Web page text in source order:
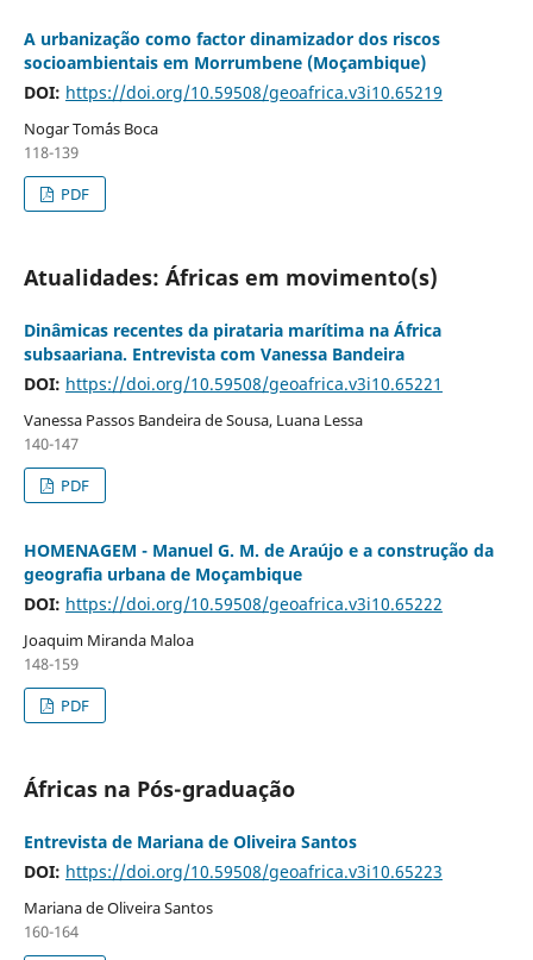
A urbanização como factor dinamizador dos riscos
socioambientais em Morrumbene (Moçambique)
DOI: https://doi.org/10.59508/geoafrica.v3i10.65219
Nogar Tom´ás Boca
118-139
PDF
Atualidades: Áfricas em movimento(s)
Dinâmicas recentes da pirataria marítima na África
subsaariana. Entrevista com Vanessa Bandeira
DOI: https://doi.org/10.59508/geoafrica.v3i10.65221
Vanessa Passos Bandeira de Sousa, Luana Lessa
140-147
PDF
HOMENAGEM - Manuel G. M. de Araújo e a construção da
geografia urbana de Moçambique
DOI: https://doi.org/10.59508/geoafrica.v3i10.65222
Joaquim Miranda Maloa
148-159
PDF
Áfricas na Pós-graduação
Entrevista de Mariana de Oliveira Santos
DOI: https://doi.org/10.59508/geoafrica.v3i10.65223
Mariana de Oliveira Santos
160-164